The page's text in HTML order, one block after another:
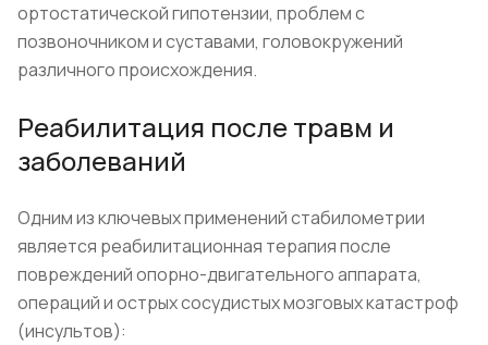
ортостатической гипотензии, проблем с
позвоночником и суставами, головокружений
различного происхождения.
Реабилитация после травм и
заболеваний
Одним из ключевых применений стабилометрии
является реабилитационная терапия после
повреждений опорно-двигательного аппарата,
операций и острых сосудистых мозговых катастроф
(инсультов):